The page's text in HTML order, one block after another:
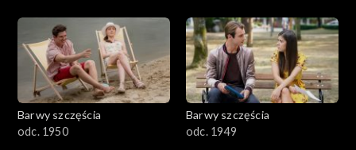
Barwy szczęścia
odc. 1950
Barwy szczęścia
odc. 1949